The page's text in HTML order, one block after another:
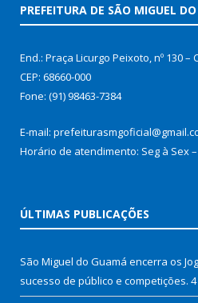
PREFEITURA DE SÃO MIGUEL
End.: Praça Licurgo Peixoto, nº 130 –
CEP: 68660-000
Fone: (91) 98463-7384
E-mail:
Horário de atendimento: Seg à Sex –
ÚLTIMAS PUBLICAÇÕES
São Miguel do Guamá encerra os
sucesso de público e competições.